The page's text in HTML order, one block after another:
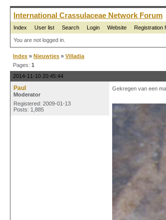
International Crassulaceae Network Forum
Index User list Search Login Website Registration
You are not logged in.
Index » Nieuwtjes » Villadia
Pages: 1
2014-11-10 20:45:44
Paul
Moderator
Registered: 2009-01-13
Posts: 1,885
Gekregen van een